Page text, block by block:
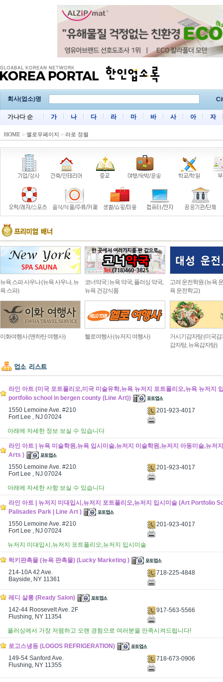
회사(업소)명
가나다 순 가 나 다 라 마 바 사 아 자
HOME > 옐로우페이지 > 라로 정렬
뉴욕 스파 사우나 (뉴욕 사우나, 뉴
욕 스파)
코너약국 | 뉴욕 약국, 플러싱 약국,
뉴욕 건강식품
고려 운전학원 (뉴욕
욕 운전학교)
이화여행사 (맨하탄 여행사) 헬로여행사 (뉴저지 여행사)
거시기감자탕 (미국감
감자탕, 뉴욕감자탕)
라인 아트 (미국 포트폴리오,미국 미술유학,뉴욕 뉴저지 포트폴리오,뉴욕 뉴저지
portfolio school in bergen county (Line Art))
1550 Lemoine Ave. #210
Fort Lee , NJ 07024
201-923-4017
아래에 자세한 정보 보실 수 있습니다
라인 아트 | 뉴욕 미술학원,뉴욕 입시미술,뉴저지 미술학원,뉴저지 아동미술,뉴저
Arts )
1550 Lemoine Ave. #210
Fort Lee , NJ 07024
201-923-4017
아래에 자세한 사항 보실 수 있습니다
라인 아트 | 뉴저지 미대입시,뉴저지 포트폴리오,뉴저지 입시미술 (Art Portfolio
Palisades Park | Line Art )
1550 Lemoine Ave. #210
Fort Lee , NJ 07024
201-923-4017
뉴저지 미대입시,뉴저지 포트폴리오,뉴저지 입시미술
럭키판촉물 (뉴욕 판촉물) (Lucky Marketing )
214-10A 42 Ave.
Bayside, NY 11361
718-225-4848
레디 살롱 (Ready Salon)
142-44 Roosevelt Ave. 2F
Flushing, NY 11354
917-563-5566
플러싱에서 가장 저렴하고 오랜 경험으로 여러분을 만족시켜드립니다!
로고스냉동 (LOGOS REFRIGERATION)
149-54 Sanford Ave.
Flushing, NY 11355
718-673-0906